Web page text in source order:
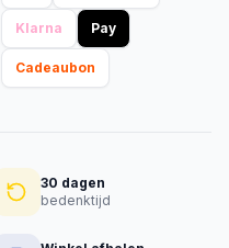
Klarna Pay
Cadeaubon
30 dagen
bedenktijd